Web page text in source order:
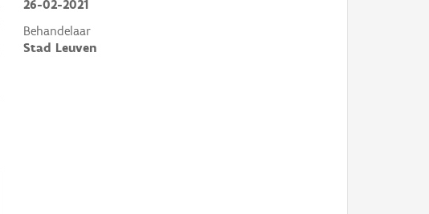
26-02-2021
Behandelaar
Stad Leuven